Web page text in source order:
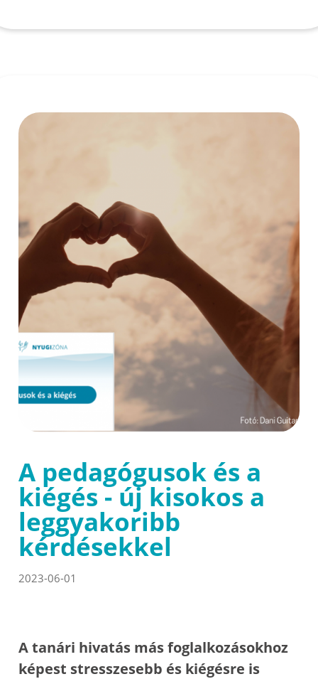
A pedagógusok és a
kiégés - új kisokos a
leggyakoribb
kérdésekkel
2023-06-01
A tanári hivatás más foglalkozásokhoz
képest stresszesebb és kiégésre is